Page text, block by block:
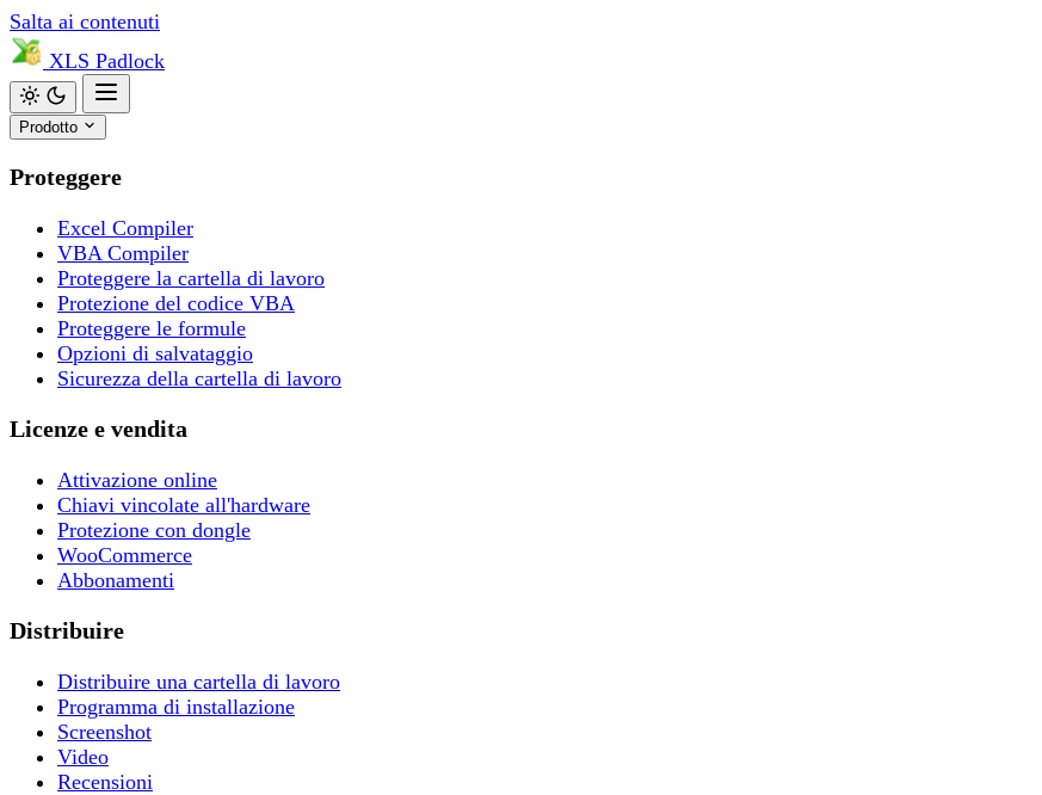
Salta ai contenuti
XLS Padlock
Prodotto
Proteggere
Excel Compiler
VBA Compiler
Proteggere la cartella di lavoro
Protezione del codice VBA
Proteggere le formule
Opzioni di salvataggio
Sicurezza della cartella di lavoro
Licenze e vendita
Attivazione online
Chiavi vincolate all'hardware
Protezione con dongle
WooCommerce
Abbonamenti
Distribuire
Distribuire una cartella di lavoro
Programma di installazione
Screenshot
Video
Recensioni